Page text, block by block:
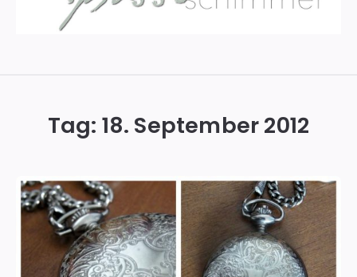
Tag: 18. September 2012